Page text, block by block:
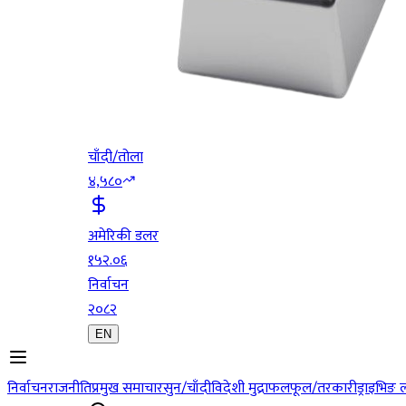
चाँदी/तोला
४,५८०
अमेरिकी डलर
१५२.०६
निर्वाचन
२०८२
EN
निर्वाचनराजनीतिप्रमुख समाचारसुन/चाँदीविदेशी मुद्राफलफूल/तरकारी